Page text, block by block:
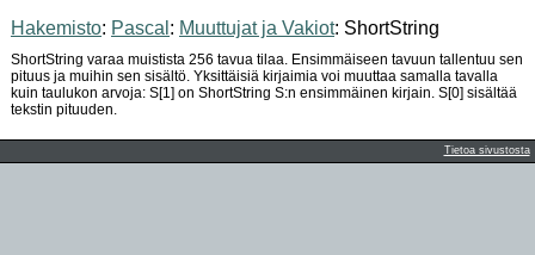
Hakemisto: Pascal : Muuttujat ja Vakiot: ShortString
ShortString varaa muistista 256 tavua tilaa. Ensimmäiseen tavuun tallentuu sen
pituus ja muihin sen sisältö. Yksittäisiä kirjaimia voi muuttaa samalla tavalla
kuin taulukon arvoja: S[1] on ShortString S:n ensimmäinen kirjain. S[0] sisältää
tekstin pituuden.
Tietoa sivustosta